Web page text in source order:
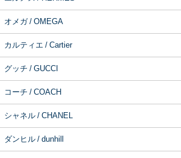
オメガ / OMEGA
カルティエ / Cartier
グッチ / GUCCI
コーチ / COACH
シャネル / CHANEL
ダンヒル / dunhill